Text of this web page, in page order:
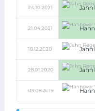
24.10.2021 Jahn
21.04.2021
18.12.2020 Jahn
28.01.2020 Jahn
03.08.2019